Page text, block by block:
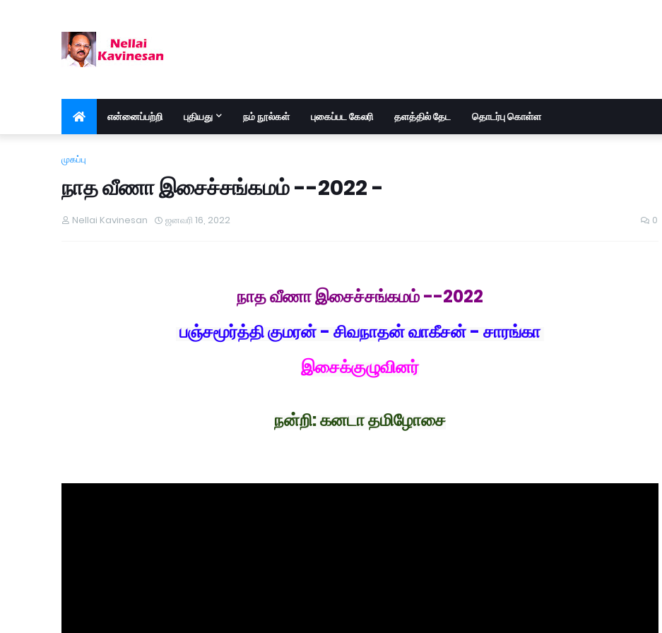
என்னைப்பற்றி புதியது நம் நூல்கள் புகைப்பட கேலரி தளத்தில் தேட தொடர்பு கொள்ள
முகப்பு
நாத வீணா இசைச்சங்கமம் --2022 -
Nellai Kavinesan ஜனவரி 16, 2022 0
நாத வீணா இசைச்சங்கமம் --2022
பஞ்சமூர்த்தி குமரன் - சிவநாதன் வாகீசன் - சாரங்கா
இசைக்குழுவினர்
நன்றி: கனடா தமிழோசை